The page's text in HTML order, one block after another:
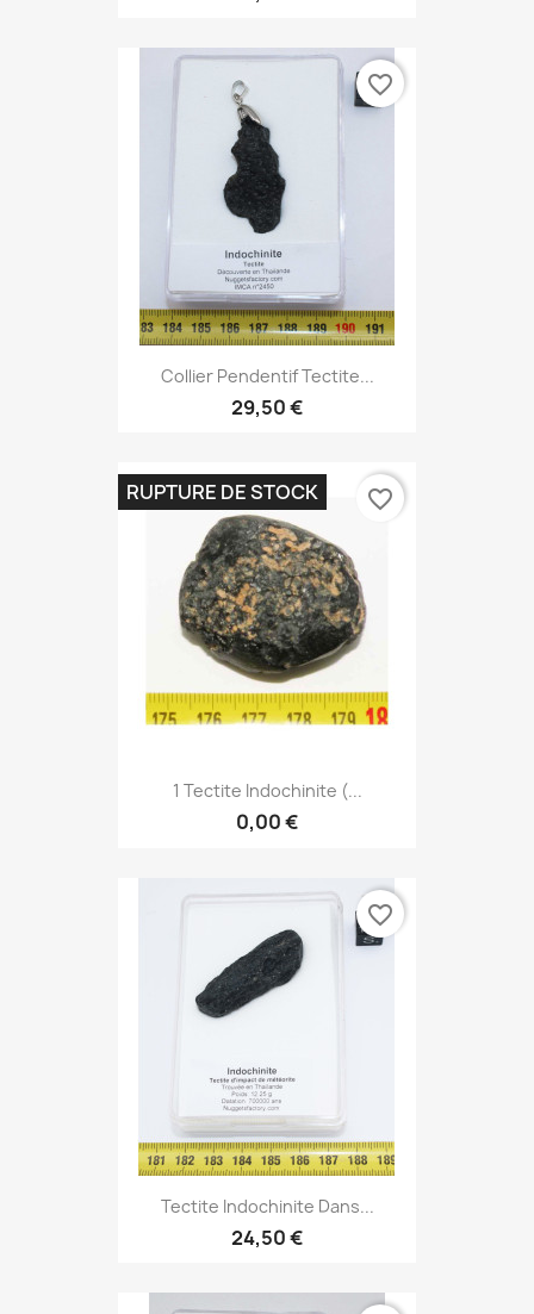
Collier Pendentif Tectite...
29,50 €
favorite_border
1 Tectite Indochinite (...
0,00 €
RUPTURE DE STOCK favorite_border
Tectite Indochinite Dans...
24,50 €
favorite_border